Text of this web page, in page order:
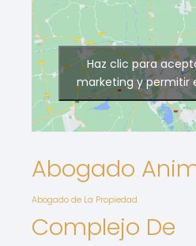
Haz clic para
marketing y permitir
Abogado
Abogado de La Propiedad
Complejo De